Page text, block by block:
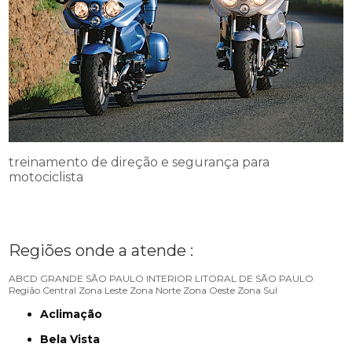
treinamento de direção e segurança para
motociclista
Regiões onde a atende :
ABCD GRANDE SÃO PAULO INTERIOR LITORAL DE SÃO PAULO
Região Central Zona Leste Zona Norte Zona Oeste Zona Sul
Aclimação
Bela Vista